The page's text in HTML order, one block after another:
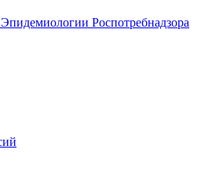
Роспотребнадзора